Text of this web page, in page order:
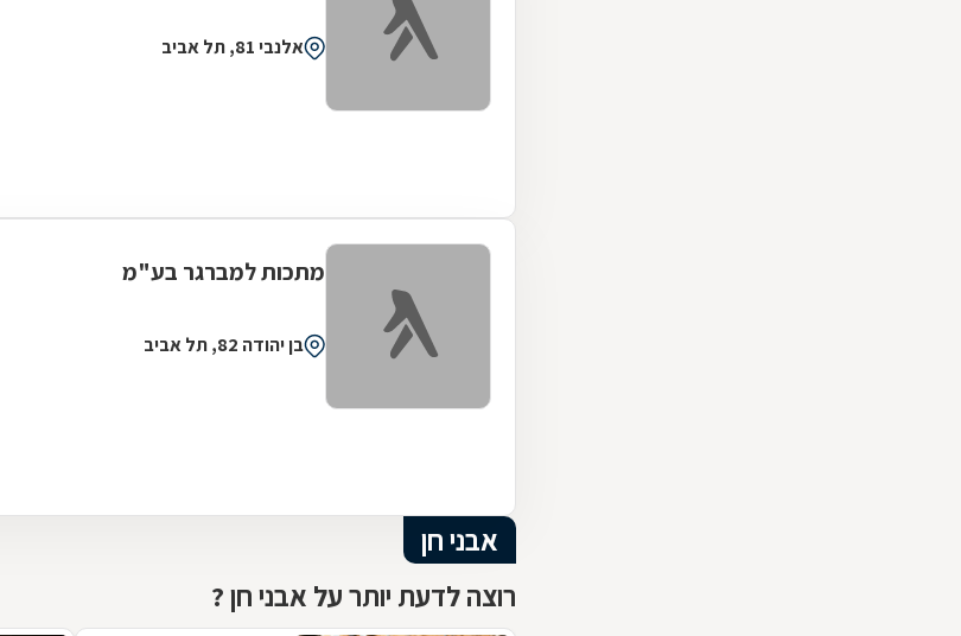
אלנבי 81, תל אביב
מתכות למברגר בע"מ
בן יהודה 82, תל אביב
אבני חן
רוצה לדעת יותר על אבני חן ?